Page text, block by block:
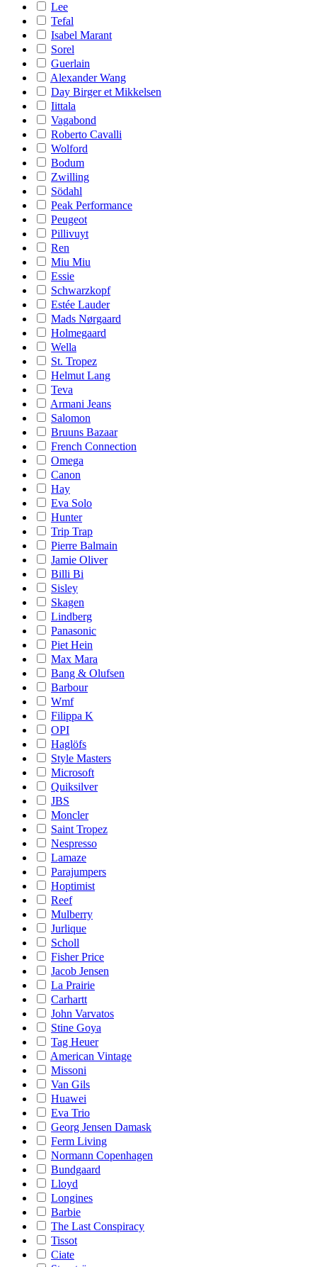
Lee
Tefal
Isabel Marant
Sorel
Guerlain
Alexander Wang
Day Birger et Mikkelsen
Iittala
Vagabond
Roberto Cavalli
Wolford
Bodum
Zwilling
Södahl
Peak Performance
Peugeot
Pillivuyt
Ren
Miu Miu
Essie
Schwarzkopf
Estée Lauder
Mads Nørgaard
Holmegaard
Wella
St. Tropez
Helmut Lang
Teva
Armani Jeans
Salomon
Bruuns Bazaar
French Connection
Omega
Canon
Hay
Eva Solo
Hunter
Trip Trap
Pierre Balmain
Jamie Oliver
Billi Bi
Sisley
Skagen
Lindberg
Panasonic
Piet Hein
Max Mara
Bang & Olufsen
Barbour
Wmf
Filippa K
OPI
Haglöfs
Style Masters
Microsoft
Quiksilver
JBS
Moncler
Saint Tropez
Nespresso
Lamaze
Parajumpers
Hoptimist
Reef
Mulberry
Jurlique
Scholl
Fisher Price
Jacob Jensen
La Prairie
Carhartt
John Varvatos
Stine Goya
Tag Heuer
American Vintage
Missoni
Van Gils
Huawei
Eva Trio
Georg Jensen Damask
Ferm Living
Normann Copenhagen
Bundgaard
Lloyd
Longines
Barbie
The Last Conspiracy
Tissot
Ciate